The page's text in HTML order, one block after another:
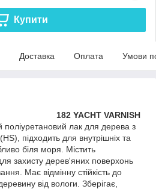
Купити
Доставка Оплата Умови
YACHT VARNISH
лак для дерева з
підходить для внутрішніх та
біля моря. Містить
захисту дерев'яних поверхонь
Має відмінну стійкість до
від вологи. Зберігає,